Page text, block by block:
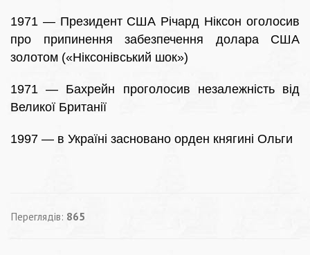
1971 — Президент США Річард Ніксон оголосив
про припинення забезпечення долара США
золотом («Ніксонівський шок»)
1971 — Бахрейн проголосив незалежність від
Великої Британії
1997 — в Україні засновано орден княгині Ольги
Переглядів: 865